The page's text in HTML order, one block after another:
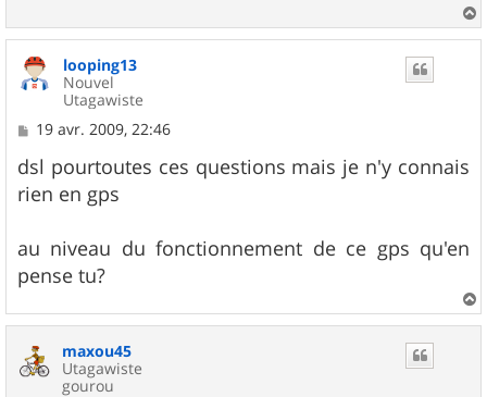
e
a
looping13
Nouvel
Utagawiste
M
s
s
a
19 avr. 2009, 22:46
dsl pourtoutes ces questions mais je n'y connais
rien en gps
au niveau du fonctionnement de ce gps qu'en
pense tu?
a
maxou45
Utagawiste
gourou